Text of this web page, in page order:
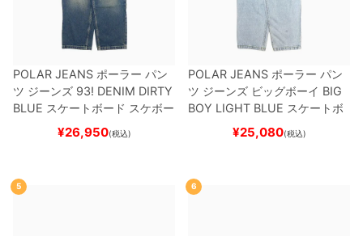
POLAR JEANS ポーラー パン
ツ ジーンズ 93! DENIM DIRTY
BLUE スケートボード スケボー
¥26,950(税込)
POLAR JEANS ポーラー パン
ツ ジーンズ ビッグボーイ BIG
BOY LIGHT BLUE スケートボ
ード スケボー
¥25,080(税込)
5 6